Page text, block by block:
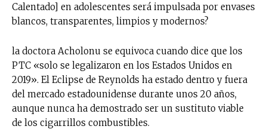
Calentado] en adolescentes será impulsada por envases
blancos, transparentes, limpios y modernos?
la doctora Acholonu se equivoca cuando dice que los
PTC «solo se legalizaron en los Estados Unidos en
2019». El Eclipse de Reynolds ha estado dentro y fuera
del mercado estadounidense durante unos 20 años,
aunque nunca ha demostrado ser un sustituto viable
de los cigarrillos combustibles.